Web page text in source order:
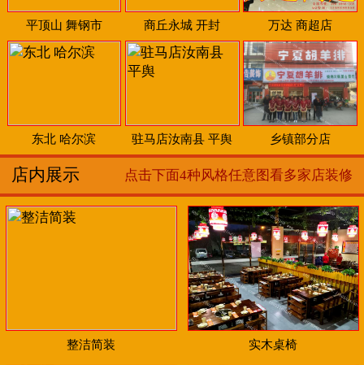
平顶山 舞钢市 商丘永城 开封 万达 商超店
东北 哈尔滨 驻马店汝南县 平舆 乡镇部分店
店内展示 点击下面4种风格任意图看多家店装修
整洁简装 实木桌椅